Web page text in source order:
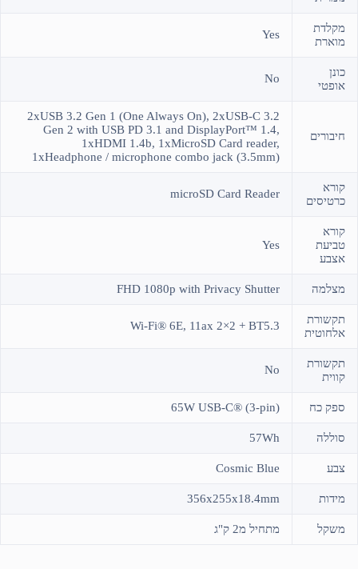
מקלדת
מוארת
Yes
כונן
אופטי
No
חיבורים
2xUSB 3.2 Gen 1 (One Always On), 2xUSB-C 3.2
Gen 2 with USB PD 3.1 and DisplayPort™ 1.4,
1xHDMI 1.4b, 1xMicroSD Card reader,
1xHeadphone / microphone combo jack (3.5mm)
קורא
כרטיסים
microSD Card Reader
קורא
טביעת
אצבע
Yes
מצלמה FHD 1080p with Privacy Shutter
תקשורת
אלחוטית
Wi-Fi® 6E, 11ax 2×2 + BT5.3
תקשורת
קווית
No
ספק כח 65W USB-C® (3-pin)
סוללה 57Wh
צבע Cosmic Blue
מידות 356x255x18.4mm
משקל מתחיל מ2 ק"ג